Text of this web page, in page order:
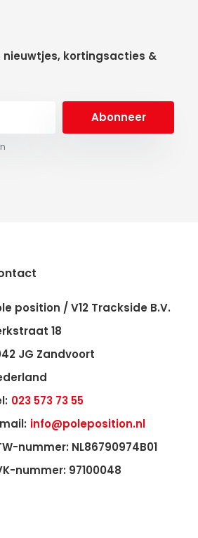
kortingsacties &
Abonneer
position / V12 Trackside B.V.
18
JG Zandvoort
023 573 73 55
info@poleposition.nl
nummer: NL86790974B01
nummer: 97100048